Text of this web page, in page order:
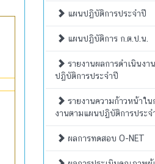
แผนปฏิบัติการประจำปี
แผนปฏิบัติการ ก.ต.ป.น.
รายงานผลการดำเนินงา
ปฏิบัติการประจำปี
รายงานความก้าวหน้าใน
งานตามแผนปฏิบัติการประจ
ผลการทดสอบ O-NET